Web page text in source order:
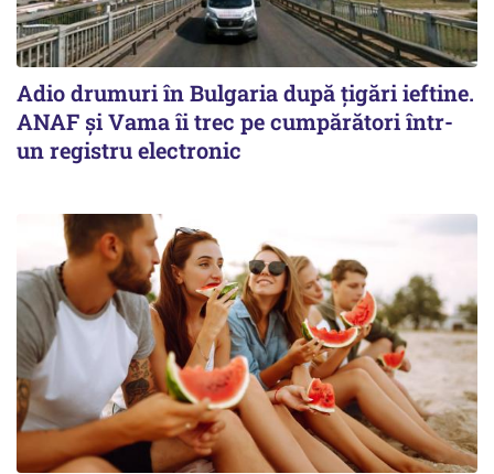
Adio drumuri în Bulgaria după țigări ieftine.
ANAF și Vama îi trec pe cumpărători într-
un registru electronic